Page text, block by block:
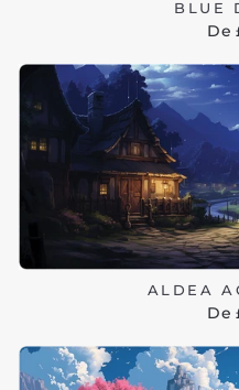
BLUE
De
ALDEA
De